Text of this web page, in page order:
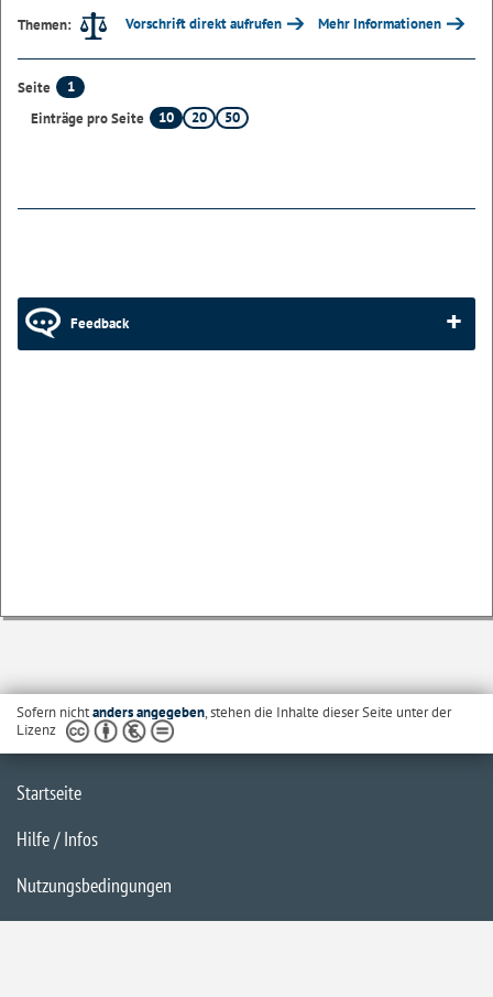
Themen:
Vorschrift direkt aufrufen Mehr Informationen
Seite
1
Einträge pro Seite
10 20 50
Feedback
Sofern nichtanders angegeben, stehen die Inhalte dieser Seite unter der
Lizenz
Startseite
Hilfe / Infos
Nutzungsbedingungen